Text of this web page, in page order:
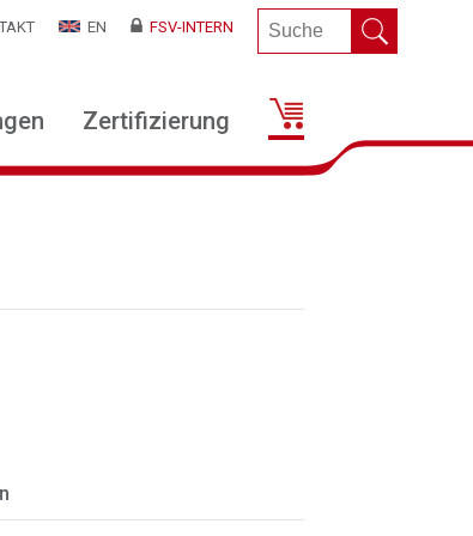
EN FSV-INTERN
Zertifizierung